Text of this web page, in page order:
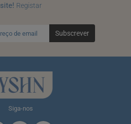
site! Registar
Subscrever
Siga-nos